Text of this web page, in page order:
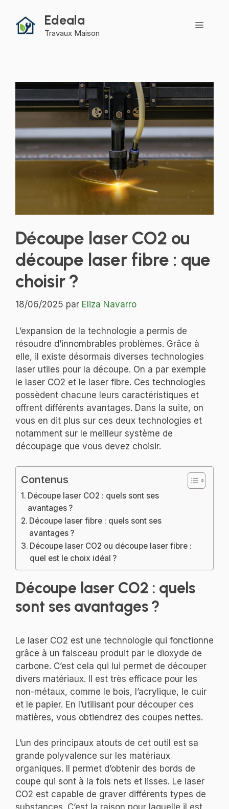
contenu
Edeala
Travaux Maison
Menu
Découpe laser CO2 ou
découpe laser fibre : que
choisir ?
18/06/2025 par Eliza Navarro
L’expansion de la technologie a permis de
résoudre d’innombrables problèmes. Grâce à
elle, il existe désormais diverses technologies
laser utiles pour la découpe. On a par exemple
le laser CO2 et le laser fibre. Ces technologies
possèdent chacune leurs caractéristiques et
offrent différents avantages. Dans la suite, on
vous en dit plus sur ces deux technologies et
notamment sur le meilleur système de
découpage que vous devez choisir.
Contenus
Découpe laser CO2 : quels sont ses
avantages ?
Découpe laser fibre : quels sont ses
avantages ?
Découpe laser CO2 ou découpe laser fibre :
quel est le choix idéal ?
Découpe laser CO2 : quels
sont ses avantages ?
Le laser CO2 est une technologie qui fonctionne
grâce à un faisceau produit par le dioxyde de
carbone. C’est cela qui lui permet de découper
divers matériaux. Il est très efficace pour les
non-métaux, comme le bois, l’acrylique, le cuir
et le papier. En l’utilisant pour découper ces
matières, vous obtiendrez des coupes nettes.
L’un des principaux atouts de cet outil est sa
grande polyvalence sur les matériaux
organiques. Il permet d’obtenir des bords de
coupe qui sont à la fois nets et lisses. Le laser
CO2 est capable de graver différents types de